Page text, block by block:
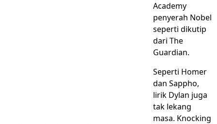
Academy
penyerah Nobel
seperti dikutip
dari The
Guardian.
Seperti Homer
dan Sappho,
lirik Dylan juga
tak lekang
masa. Knocking